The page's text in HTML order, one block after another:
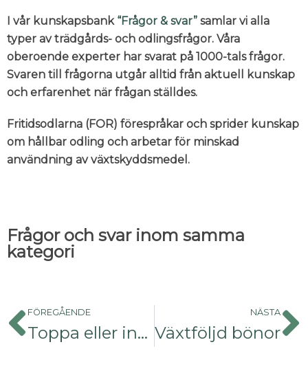
I vår kunskapsbank “Frågor & svar” samlar vi alla
typer av trädgårds- och odlingsfrågor. Våra
oberoende experter har svarat på 1000-tals frågor.
Svaren till frågorna utgår alltid från aktuell kunskap
och erfarenhet när frågan ställdes.
Fritidsodlarna (FOR) förespråkar och sprider kunskap
om hållbar odling och arbetar för minskad
användning av växtskyddsmedel.
Frågor och svar inom samma
kategori
FÖREGÅENDE
Toppa eller inte toppa?
NÄSTA
Växtföljd bönor